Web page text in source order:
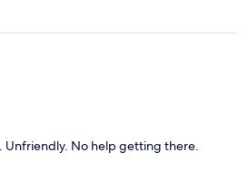
Unfriendly. No help getting there.